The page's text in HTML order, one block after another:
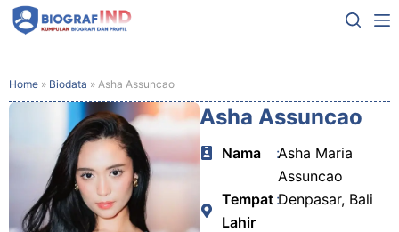
Home » Biodata » Asha Assuncao
Asha Assuncao
Nama :Asha Maria
Assuncao
Tempat
Lahir
:Denpasar, Bali